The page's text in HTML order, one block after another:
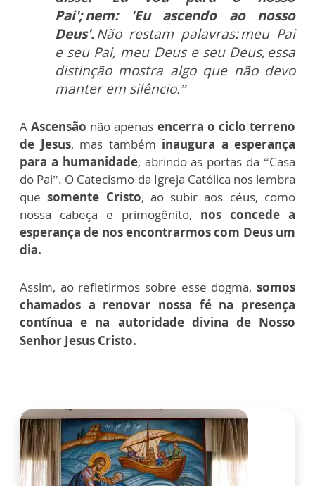
Pai'; nem: 'Eu ascendo ao nosso
Deus'.Não restam palavras: meu Pai
e seu Pai, meu Deus e seu Deus, essa
distinção mostra algo que não devo
manter em silêncio.”
AAscensão não apenas encerra o ciclo terreno
de Jesus, mas também inaugura a esperança
para a humanidade, abrindo as portas da “Casa
do Pai”. O Catecismo da Igreja Católica nos lembra
quesomente Cristo, ao subir aos céus, como
nossa cabeça e primogênito, nos concede a
esperança de nos encontrarmos com Deus um
dia.
Assim, ao refletirmos sobre esse dogma, somos
chamados a renovar nossa fé na presença
contínua e na autoridade divina de Nosso
Senhor Jesus Cristo.